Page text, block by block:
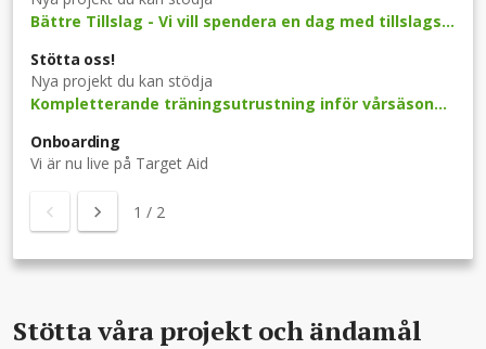
Bättre Tillslag - Vi vill spendera en dag med tillslagsspecialisten Eija Feodoroff
Stötta oss!
Nya projekt du kan stödja
Kompletterande träningsutrustning inför vårsäsongen 2020 - P09
Onboarding
Vi är nu live på Target Aid
1 / 2
Stötta våra projekt och ändamål